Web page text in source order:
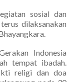
sosial dan
dilaksanakan
Indonesia
tempat ibadah.
religi dan doa